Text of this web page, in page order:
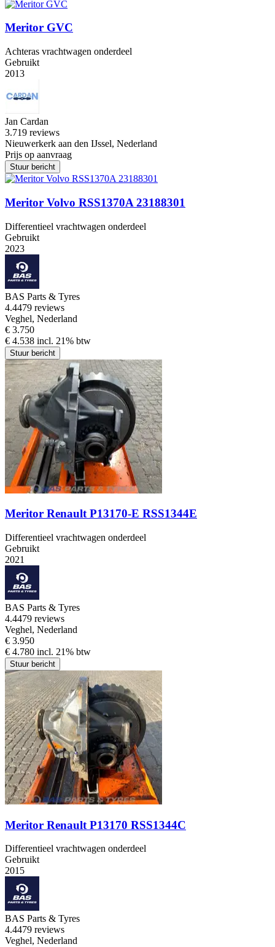
Meritor GVC
Achteras vrachtwagen onderdeel
Gebruikt
2013
Jan Cardan
3.719 reviews
Nieuwerkerk aan den IJssel, Nederland
Prijs op aanvraag
Stuur bericht
Meritor Volvo RSS1370A 23188301
Differentieel vrachtwagen onderdeel
Gebruikt
2023
BAS Parts & Tyres
4.4479 reviews
Veghel, Nederland
€ 3.750
€ 4.538 incl. 21% btw
Stuur bericht
Meritor Renault P13170-E RSS1344E
Differentieel vrachtwagen onderdeel
Gebruikt
2021
BAS Parts & Tyres
4.4479 reviews
Veghel, Nederland
€ 3.950
€ 4.780 incl. 21% btw
Stuur bericht
Meritor Renault P13170 RSS1344C
Differentieel vrachtwagen onderdeel
Gebruikt
2015
BAS Parts & Tyres
4.4479 reviews
Veghel, Nederland